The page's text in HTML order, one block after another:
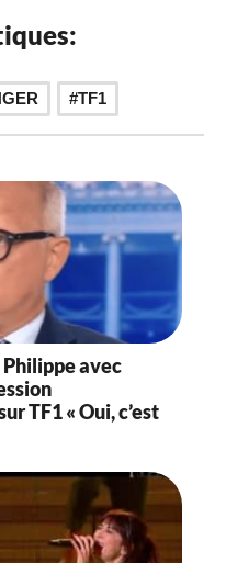
TF1
Philippe avec
TF1 « Oui, c’est